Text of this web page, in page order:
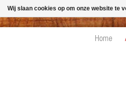
Home
Wij slaan cookies op om onze website te